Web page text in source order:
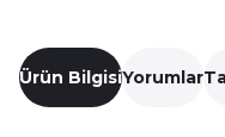
Ürün BilgisiYorumlar